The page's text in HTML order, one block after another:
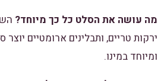
מה עושה את הסלט כל כך מיוחד?
ירקות טריים, ותבלינים ארומטיים
ומיוחד במינו.